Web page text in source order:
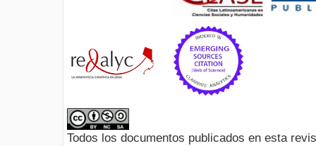
Todos los documentos publicados en esta